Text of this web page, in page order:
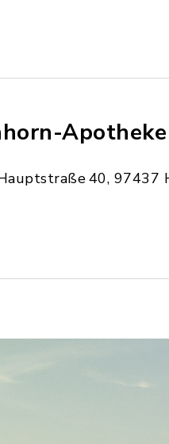
Apotheke
40, 97437